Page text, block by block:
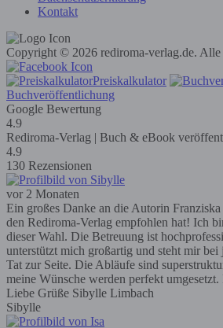
Kontakt
Copyright © 2026 rediroma-verlag.de. Alle
Preiskalkulator
Buchveröffentlichung
Google Bewertung
4.9
Rediroma-Verlag | Buch & eBook
4.9
130 Rezensionen
vor 2 Monaten
Ein großes Danke an die Autorin
den Rediroma-Verlag empfohlen hat! Ich
dieser Wahl. Die Betreuung ist
unterstützt mich großartig und steht mir bei
Tat zur Seite. Die Abläufe sind
meine Wünsche werden perfekt
Liebe Grüße Sibylle Limbach
Sibylle